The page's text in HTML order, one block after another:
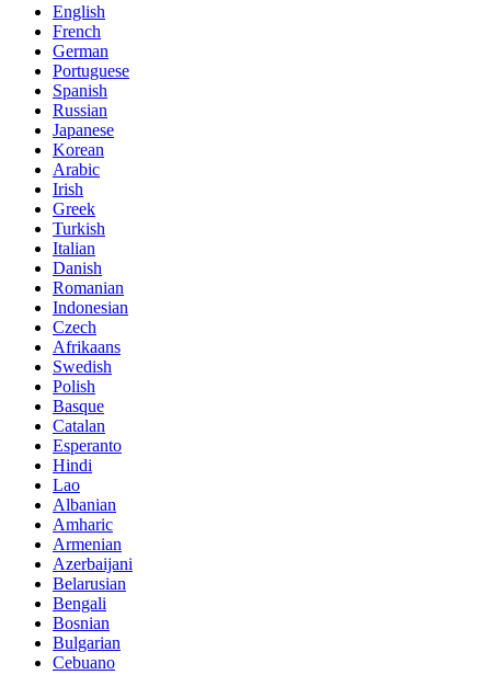
English
French
German
Portuguese
Spanish
Russian
Japanese
Korean
Arabic
Irish
Greek
Turkish
Italian
Danish
Romanian
Indonesian
Czech
Afrikaans
Swedish
Polish
Basque
Catalan
Esperanto
Hindi
Lao
Albanian
Amharic
Armenian
Azerbaijani
Belarusian
Bengali
Bosnian
Bulgarian
Cebuano